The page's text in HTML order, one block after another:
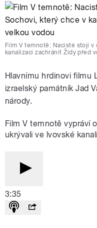
Film V temnotě: Nacisté stojí
kanalizaci zachránit Židy před
Hlavnímu hrdinovi filmu
izraelský památník Jad
národy.
Film V temnotě vypráví
ukrývali ve lvovské
3:35